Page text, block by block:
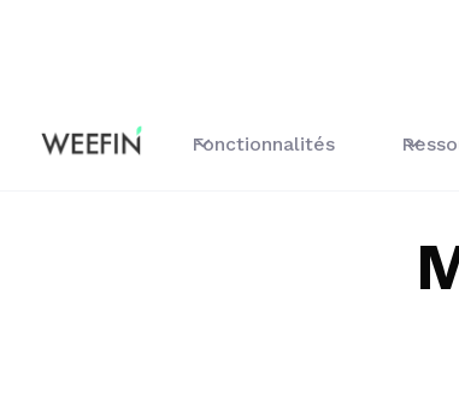
Fonctionnalités